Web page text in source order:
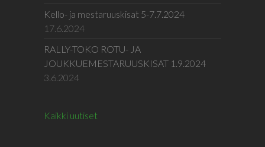
Kello- ja mestaruuskisat 5-7.7.2024
17.6.2024
RALLY-TOKO ROTU- JA
JOUKKUEMESTARUUSKISAT 1.9.2024
3.6.2024
Kaikki uutiset